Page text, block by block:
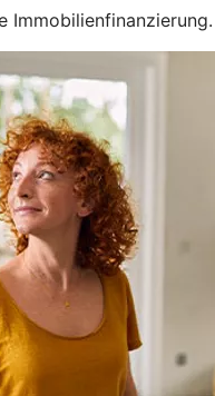
Immobilienfinanzierung.